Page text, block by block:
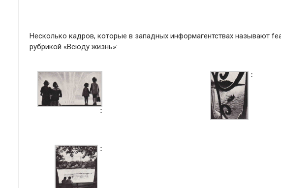
Несколько кадров, которые в западных информагентствах называют
рубрикой «Всюду жизнь»: